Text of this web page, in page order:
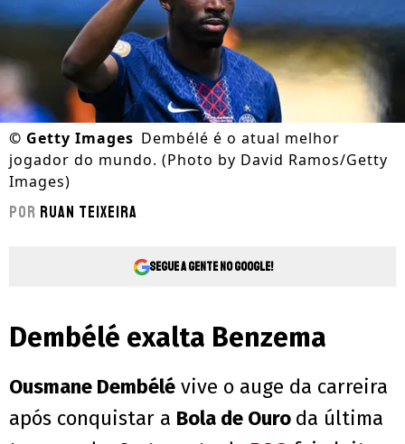
© Getty Images Dembélé é o atual melhor
jogador do mundo. (Photo by David Ramos/Getty
Images)
Por Ruan Teixeira
Segue a gente no Google!
Dembélé exalta Benzema
Ousmane Dembélé vive o auge da carreira
após conquistar a Bola de Ouro da última